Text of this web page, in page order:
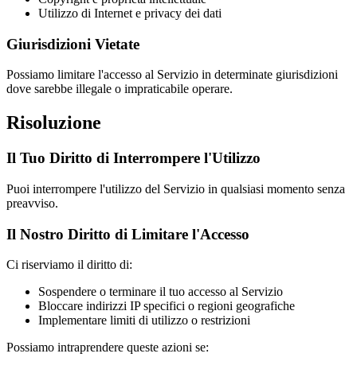
Utilizzo di Internet e privacy dei dati
Giurisdizioni Vietate
Possiamo limitare l'accesso al Servizio in determinate giurisdizioni
dove sarebbe illegale o impraticabile operare.
Risoluzione
Il Tuo Diritto di Interrompere l'Utilizzo
Puoi interrompere l'utilizzo del Servizio in qualsiasi momento senza
preavviso.
Il Nostro Diritto di Limitare l'Accesso
Ci riserviamo il diritto di:
Sospendere o terminare il tuo accesso al Servizio
Bloccare indirizzi IP specifici o regioni geografiche
Implementare limiti di utilizzo o restrizioni
Possiamo intraprendere queste azioni se: